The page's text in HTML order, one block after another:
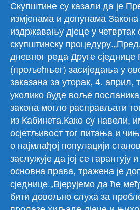
Скупштине су казали да је
измјенама и допунама
издржавању дјеце у
скупштинску
дневног реда Друге сједнице
(прољећњег) засиједања у
заказана за уторак, 4. април,
уколико буде воље
закона могло расправљати
из Кабинета.Како су навели,
осјетљивост тог питања и
о најмлађој популацији
заслужује да јој се гарантују
основна права, тражена је
сједнице.„Вјерујемо да ће
бити довољно слуха за